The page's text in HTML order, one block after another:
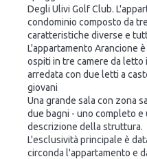
Degli Ulivi Golf Club.
condominio composto da
caratteristiche diverse e
L'appartamento Arancione
ospiti in tre camere da
arredata con due letti a
giovani
Una grande sala con zona
due bagni - uno completo
descrizione della struttura.
L'esclusività principale è
circonda l'appartamento e